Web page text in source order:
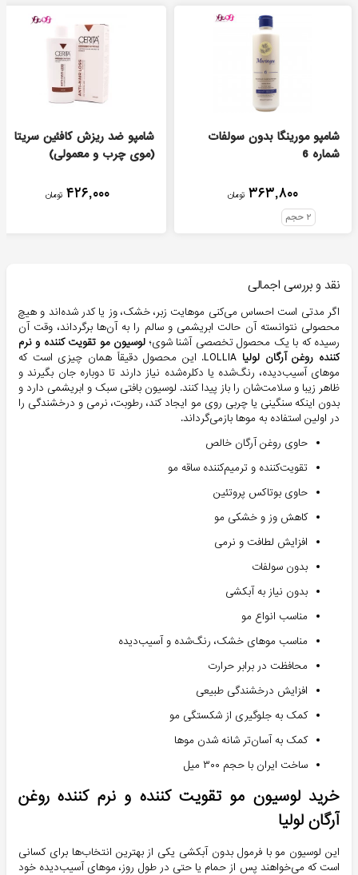
شامپو مورینگا بدون سولفات
شماره 6
۳۶۳,۸۰۰ تومان
۲ حجم
شامپو ضد ریزش کافئین سریتا
(موی چرب و معمولی)
۴۲۶,۰۰۰ تومان
نقد و بررسی اجمالی
اگر مدتی است احساس می‌کنی موهایت زبر، خشک، وز یا کدر شده‌اند و هیچ
محصولی نتوانسته آن حالت ابریشمی و سالم را به آن‌ها برگرداند، وقت آن
رسیده که با یک محصول تخصصی آشنا شوی؛ لوسیون مو تقویت کننده و نرم
کننده روغن آرگان لولیا
LOLLIA. این محصول دقیقاً همان چیزی است که
موهای آسیب‌دیده، رنگ‌شده یا دکلره‌شده نیاز دارند تا دوباره جان بگیرند و
ظاهر زیبا و سلامت‌شان را باز پیدا کنند. لوسیون بافتی سبک و ابریشمی دارد و
بدون اینکه سنگینی یا چربی روی مو ایجاد کند، رطوبت، نرمی و درخشندگی را
در اولین استفاده به موها بازمی‌گرداند.
حاوی روغن آرگان خالص
تقویت‌کننده و ترمیم‌کننده ساقه مو
حاوی بوتاکس پروتئین
کاهش وز و خشکی مو
افزایش لطافت و نرمی
بدون سولفات
بدون نیاز به آبکشی
مناسب انواع مو
مناسب موهای خشک، رنگ‌شده و آسیب‌دیده
محافظت در برابر حرارت
افزایش درخشندگی طبیعی
کمک به جلوگیری از شکستگی مو
کمک به آسان‌تر شانه شدن موها
ساخت ایران با حجم ۳۰۰ میل
خرید لوسیون مو تقویت کننده و نرم کننده روغن
آرگان لولیا
این لوسیون مو با فرمول بدون آبکشی یکی از بهترین انتخاب‌ها برای کسانی
است که می‌خواهند پس از حمام یا حتی در طول روز، موهای آسیب‌دیده خود